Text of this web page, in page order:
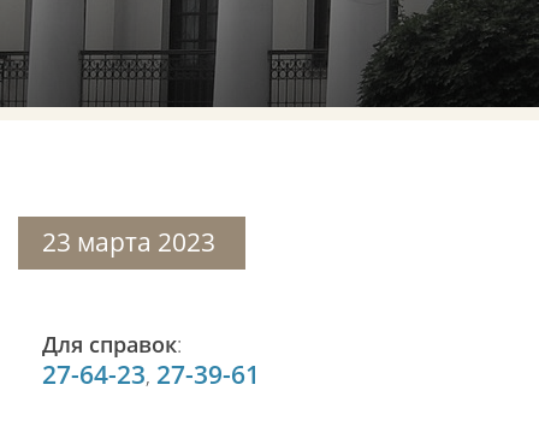
23 марта 2023
Для справок:
27-64-23, 27-39-61